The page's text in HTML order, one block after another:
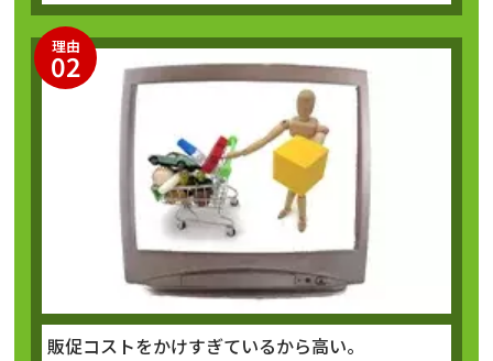
理由
02
販促コストをかけすぎているから高い。